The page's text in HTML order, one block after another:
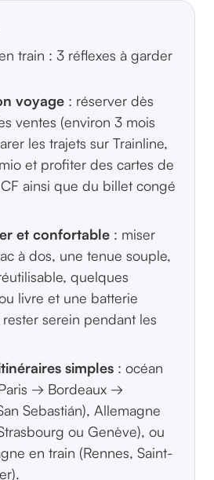
train : 3 réflexes à garder
voyage : réserver dès
ventes (environ 3 mois
les trajets sur Trainline,
et profiter des cartes de
ainsi que du billet congé
et confortable : miser
à dos, une tenue souple,
quelques
livre et une batterie
serein pendant les
simples : océan
→ Bordeaux →
Sebastián), Allemagne
ou Genève), ou
en train (Rennes, Saint-